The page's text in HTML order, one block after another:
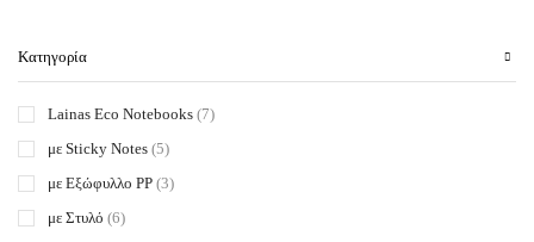
Κατηγορία
Lainas Eco Notebooks (7)
με Sticky Notes (5)
με Εξώφυλλο PP (3)
με Στυλό (6)